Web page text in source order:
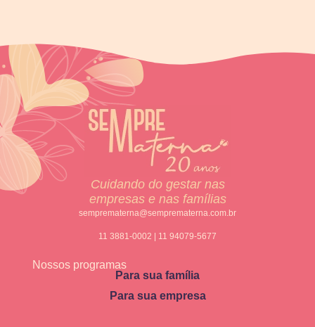
Cuidando do gestar nas
empresas e nas famílias
semprematerna@semprematerna.com.br
11 3881-0002 | 11 94079-5677
Nossos programas
Para sua família
Para sua empresa